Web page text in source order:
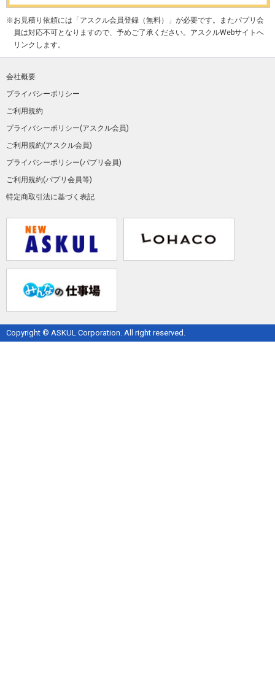
お見積り依頼には「アスクル会員登録（無料）」が必要です。またパプリ会
員は対応不可となりますので、予めご了承ください。アスクルWebサイトへ
リンクします。
会社概要
プライバシーポリシー
ご利用規約
プライバシーポリシー(アスクル会員)
ご利用規約(アスクル会員)
プライバシーポリシー(パプリ会員)
ご利用規約(パプリ会員等)
特定商取引法に基づく表記
Copyright © ASKUL Corporation. All right reserved.